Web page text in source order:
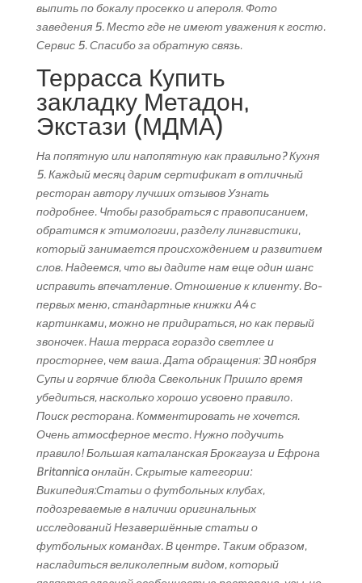
выпить по бокалу просекко и апероля. Фото
заведения 5. Место где не имеют уважения к гостю.
Сервис 5. Спасибо за обратную связь.
Террасса Купить
закладку Метадон,
Экстази (МДМА)
На попятную или напопятную как правильно? Кухня
5. Каждый месяц дарим сертификат в отличный
ресторан автору лучших отзывов Узнать
подробнее. Чтобы разобраться с правописанием,
обратимся к этимологии, разделу лингвистики,
который занимается происхождением и развитием
слов. Надеемся, что вы дадите нам еще один шанс
исправить впечатление. Отношение к клиенту. Во-
первых меню, стандартные книжки А4 с
картинками, можно не придираться, но как первый
звоночек. Наша терраса гораздо светлее и
просторнее, чем ваша. Дата обращения: 30 ноября
Супы и горячие блюда Свекольник Пришло время
убедиться, насколько хорошо усвоено правило.
Поиск ресторана. Комментировать не хочется.
Очень атмосферное место. Нужно подучить
правило! Большая каталанская Брокгауза и Ефрона
Britannica онлайн. Скрытые категории:
Википедия:Статьи о футбольных клубах,
подозреваемые в наличии оригинальных
исследований Незавершённые статьи о
футбольных командах. В центре. Таким образом,
насладиться великолепным видом, который